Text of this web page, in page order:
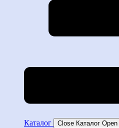
Каталог Close Каталог Open